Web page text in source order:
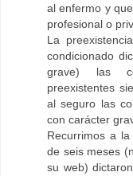
al enfermo y
profesional o
La
condicionado
grave) las
preexistentes
al seguro las
con carácter
Recurrimos a
de seis meses
su web)